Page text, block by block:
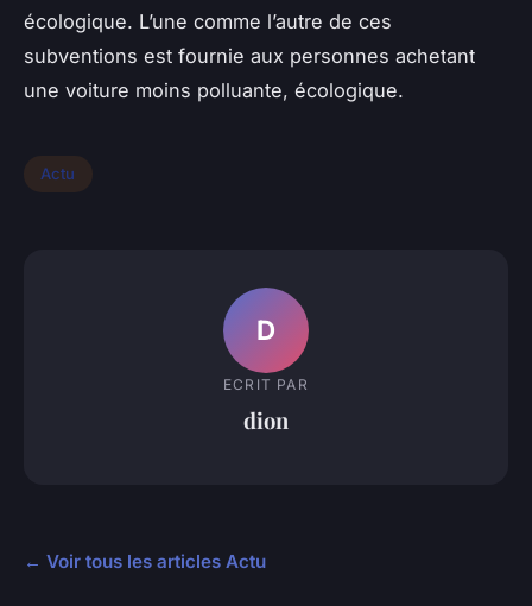
écologique. L’une comme l’autre de ces
subventions est fournie aux personnes achetant
une voiture moins polluante, écologique.
Actu
D
ECRIT PAR
dion
← Voir tous les articles Actu